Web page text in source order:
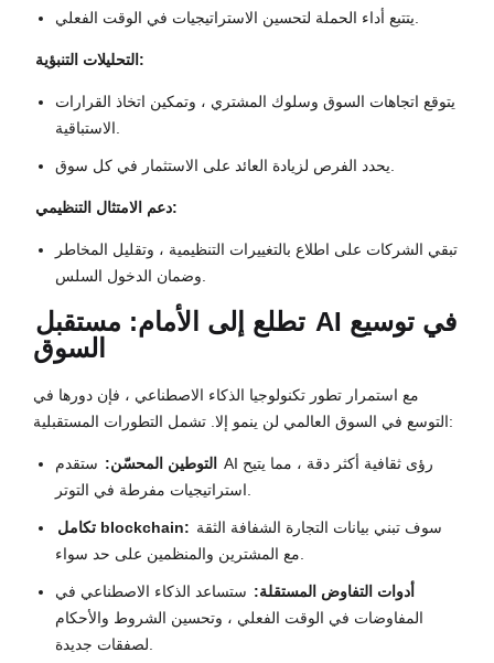
يتتبع أداء الحملة لتحسين الاستراتيجيات في الوقت الفعلي.
التحليلات التنبؤية:
يتوقع اتجاهات السوق وسلوك المشتري ، وتمكين اتخاذ القرارات
الاستباقية.
يحدد الفرص لزيادة العائد على الاستثمار في كل سوق.
دعم الامتثال التنظيمي:
تبقي الشركات على اطلاع بالتغييرات التنظيمية ، وتقليل المخاطر
وضمان الدخول السلس.
AI في توسيع
السوق
مع استمرار تطور تكنولوجيا الذكاء الاصطناعي ، فإن دورها في
التوسع في السوق العالمي لن ينمو إلا. تشمل التطورات المستقبلية:
التوطين المحسّن: ستقدم AI رؤى ثقافية أكثر دقة ، مما يتيح
استراتيجيات مفرطة في التوتر.
تكامل blockchain: سوف تبني بيانات التجارة الشفافة الثقة
مع المشترين والمنظمين على حد سواء.
أدوات التفاوض المستقلة: ستساعد الذكاء الاصطناعي في
المفاوضات في الوقت الفعلي ، وتحسين الشروط والأحكام
لصفقات جديدة.